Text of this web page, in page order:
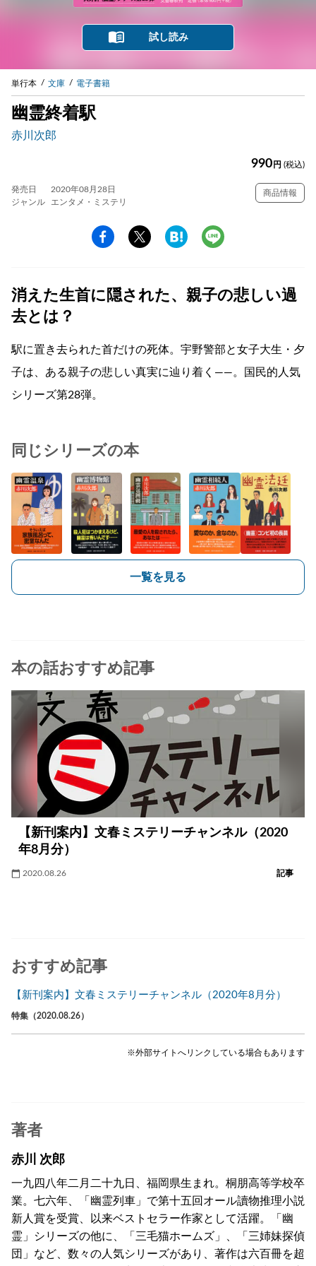
試し読み
単行本 文庫 電子書籍
幽霊終着駅
赤川次郎
990 円 (税込)
発売日
2020年08月28日
ジャンル
エンタメ・ミステリ
商品情報
消えた生首に隠された、親子の悲しい過
去とは？
駅に置き去られた首だけの死体。宇野警部と女子大生・夕
子は、ある親子の悲しい真実に辿り着く――。国民的人気
シリーズ第28弾。
同じシリーズの本
一覧を見る
本の話おすすめ記事
【新刊案内】文春ミステリーチャンネル（2020
年8月分）
2020.08.26 記事
おすすめ記事
【新刊案内】文春ミステリーチャンネル（2020年8月分）
特集（2020.08.26）
※外部サイトへリンクしている場合もあります
著者
赤川 次郎
一九四八年二月二十九日、福岡県生まれ。桐朋高等学校卒
業。七六年、「幽霊列車」で第十五回オール讀物推理小説
新人賞を受賞、以来ベストセラー作家として活躍。「幽
霊」シリーズの他に、「三毛猫ホームズ」、「三姉妹探偵
団」など、数々の人気シリーズがあり、著作は六百冊を超